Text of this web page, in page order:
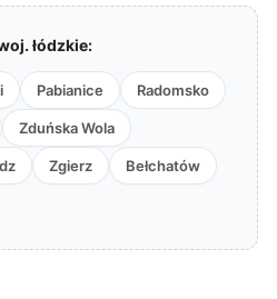
łódzkie:
Pabianice Radomsko
Zduńska Wola
Zgierz Bełchatów